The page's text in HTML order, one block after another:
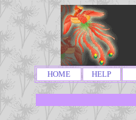
HOME HELP